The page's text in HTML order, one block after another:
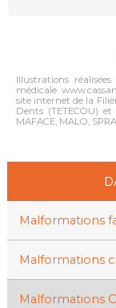
Illustrations
médicale
site internet de la
Dents (TETECOU)
MAFACE, MALO,
Malformations
Malformations
Malformations